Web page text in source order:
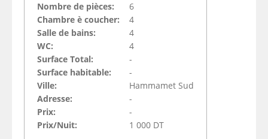
Nombre de pièces:
6
Chambre è coucher:
4
Salle de bains:
4
WC:
4
Surface Total:
-
Surface habitable:
-
Ville:
Hammamet Sud
Adresse:
-
Prix:
-
Prix/Nuit:
1 000 DT